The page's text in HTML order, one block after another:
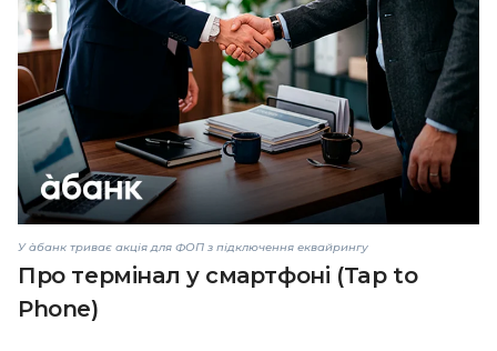
У àбанк триває акція для ФОП з підключення еквайрингу
Про термінал у смартфоні (Tap to
Phone)